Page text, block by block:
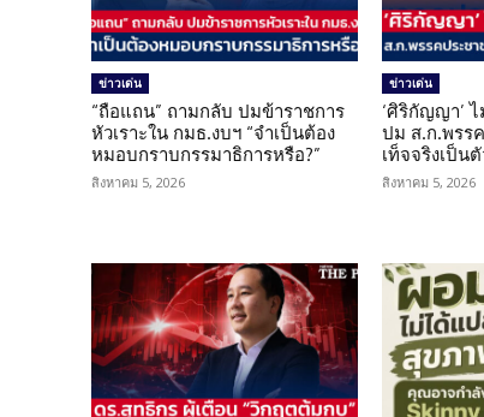
ข่าวเด่น
“ถือแถน” ถามกลับ ปมข้าราชการ
หัวเราะใน กมธ.งบฯ “จำเป็นต้อง
หมอบกราบกรรมาธิการหรือ?”
สิงหาคม 5, 2026
ข่าวเด่น
‘ศิริกัญญา’
ปม ส.ก.พรร
เท็จจริงเป็น
สิงหาคม 5, 2026